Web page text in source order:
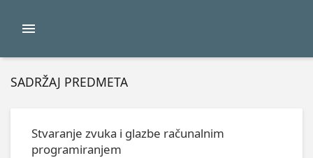
SADRŽAJ PREDMETA
Stvaranje zvuka i glazbe računalnim
programiranjem